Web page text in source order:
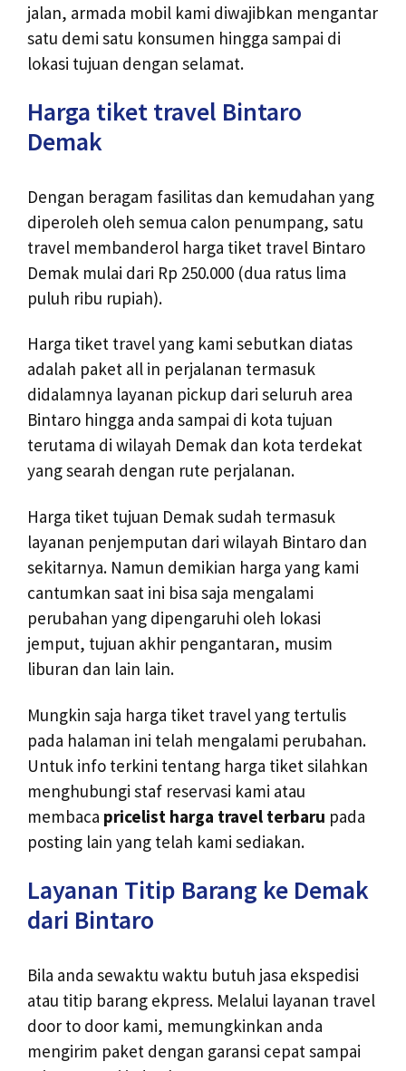
jalan, armada mobil kami diwajibkan mengantar
satu demi satu konsumen hingga sampai di
lokasi tujuan dengan selamat.
Harga tiket travel Bintaro
Demak
Dengan beragam fasilitas dan kemudahan yang
diperoleh oleh semua calon penumpang, satu
travel membanderol harga tiket travel Bintaro
Demak mulai dari Rp 250.000 (dua ratus lima
puluh ribu rupiah).
Harga tiket travel yang kami sebutkan diatas
adalah paket all in perjalanan termasuk
didalamnya layanan pickup dari seluruh area
Bintaro hingga anda sampai di kota tujuan
terutama di wilayah Demak dan kota terdekat
yang searah dengan rute perjalanan.
Harga tiket tujuan Demak sudah termasuk
layanan penjemputan dari wilayah Bintaro dan
sekitarnya. Namun demikian harga yang kami
cantumkan saat ini bisa saja mengalami
perubahan yang dipengaruhi oleh lokasi
jemput, tujuan akhir pengantaran, musim
liburan dan lain lain.
Mungkin saja harga tiket travel yang tertulis
pada halaman ini telah mengalami perubahan.
Untuk info terkini tentang harga tiket silahkan
menghubungi staf reservasi kami atau
membaca pricelist harga travel terbaru pada
posting lain yang telah kami sediakan.
Layanan Titip Barang ke Demak
dari Bintaro
Bila anda sewaktu waktu butuh jasa ekspedisi
atau titip barang ekpress. Melalui layanan travel
door to door kami, memungkinkan anda
mengirim paket dengan garansi cepat sampai